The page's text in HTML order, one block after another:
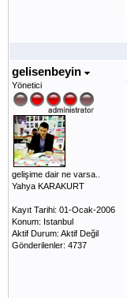
gelisenbeyin
Yönetici
gelişime dair ne varsa..
Yahya KARAKURT
Kayıt Tarihi: 01-Ocak-2006
Konum: Istanbul
Aktif Durum: Aktif Değil
Gönderilenler: 4737